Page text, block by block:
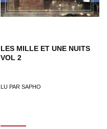
LES MILLE ET UNE NUITS
VOL 2
LU PAR SAPHO